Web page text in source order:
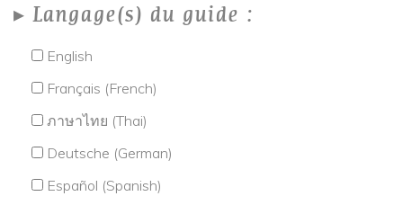
Langage(s) du guide :
English
Français (French)
ภาษาไทย (Thai)
Deutsche (German)
Español (Spanish)